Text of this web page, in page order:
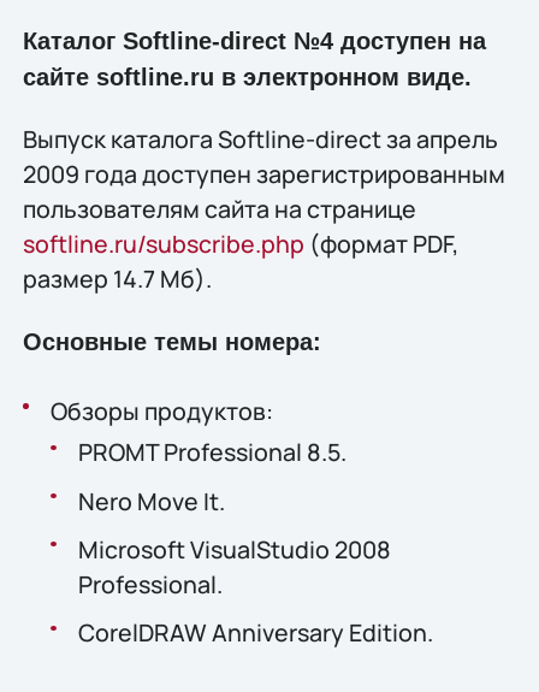
Каталог Softline-direct №4 доступен на
сайте softline.ru в электронном виде.
Выпуск каталога Softline-direct за апрель
2009 года доступен зарегистрированным
пользователям сайта на странице
softline.ru/subscribe.php (формат PDF,
размер 14.7 Мб).
Основные темы номера:
Обзоры продуктов:
PROMT Professional 8.5.
Nero Move It.
Microsoft VisualStudio 2008
Professional.
CorelDRAW Anniversary Edition.